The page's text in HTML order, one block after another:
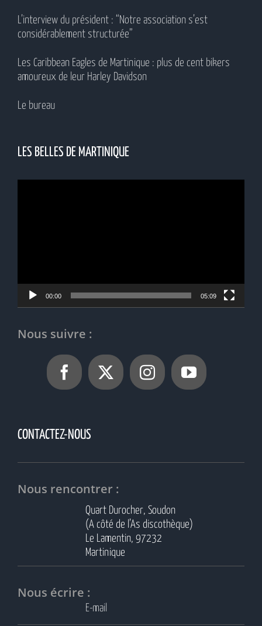
L’interview du président : “Notre association s’est
considérablement structurée”
Les Caribbean Eagles de Martinique : plus de cent bikers
amoureux de leur Harley Davidson
Le bureau
LES BELLES DE MARTINIQUE
00:00 05:09
Nous suivre :
CONTACTEZ-NOUS
Nous rencontrer :
Quart Durocher, Soudon
(A côté de l’As discothèque)
Le Lamentin, 97232
Martinique
Nous écrire :
E-mail